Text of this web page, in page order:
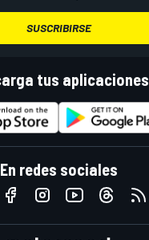
SUSCRIBIRSE
tus aplicaciones
En redes sociales